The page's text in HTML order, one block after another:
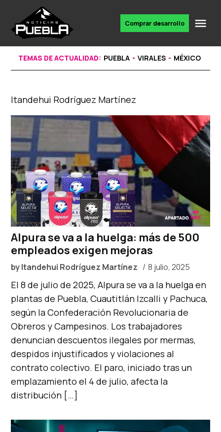
content
noticias
Comprar desarrollo
TEMAS DE ACTUALIDAD: PUEBLA VIRALES MÉXICO
Itandehui Rodríguez Martínez
Alpura se va a la huelga: más de 500
empleados exigen mejoras
byItandehui Rodríguez Martínez 8 julio, 2025
El 8 de julio de 2025, Alpura se va a la huelga en
plantas de Puebla, Cuautitlán Izcalli y Pachuca,
según la Confederación Revolucionaria de
Obreros y Campesinos. Los trabajadores
denuncian descuentos ilegales por mermas,
despidos injustificados y violaciones al
contrato colectivo. El paro, iniciado tras un
emplazamiento el 4 de julio, afecta la
distribución […]